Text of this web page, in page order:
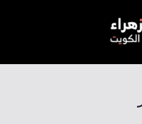
كاميرات
المميزة والرخيصة وجودة مضمونة وبخصم 50 % احجز